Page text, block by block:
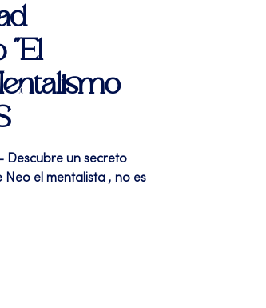
"El
Descubre un secreto
el mentalista , no es